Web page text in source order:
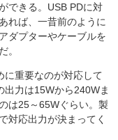
できる。USB PDに対
れば、一昔前のように
ダプターやケーブルを
。
に重要なのが対応して
出力は15Wから240Wま
は25～65Wぐらい。製
対応出力が決まってく